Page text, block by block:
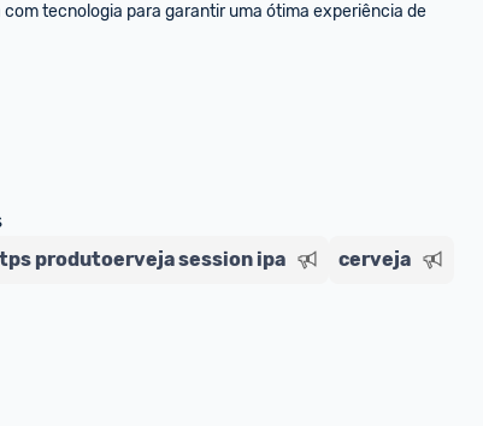
tecnologia para garantir uma ótima experiência de
produtoerveja session ipa cerveja